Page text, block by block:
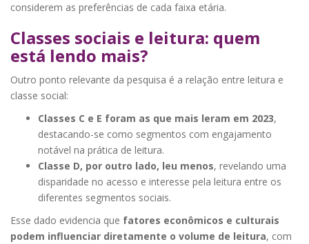
considerem as preferências de cada faixa etária.
Classes sociais e leitura: quem
está lendo mais?
Outro ponto relevante da pesquisa é a relação entre leitura e
classe social:
Classes C e E foram as que mais leram em 2023,
destacando-se como segmentos com engajamento
notável na prática de leitura.
Classe D, por outro lado, leu menos, revelando uma
disparidade no acesso e interesse pela leitura entre os
diferentes segmentos sociais.
Esse dado evidencia que fatores econômicos e culturais
podem influenciar diretamente o volume de leitura, com